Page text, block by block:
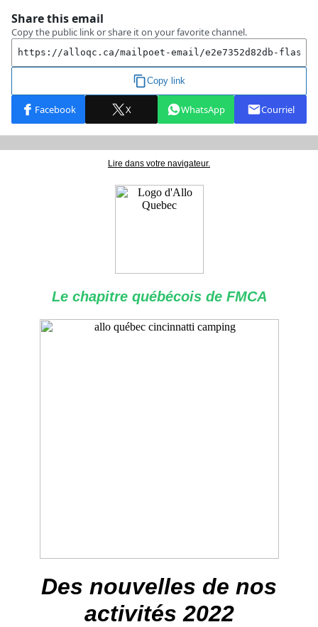
Lire dans votre navigateur.
Le chapitre québécois de FMCA
Des nouvelles de nos
activités 2022